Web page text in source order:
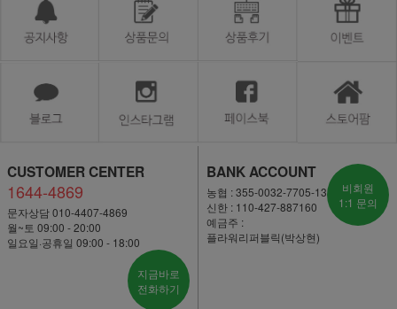
CUSTOMER CENTER
1644-4869
문자상담 010-4407-4869
월~토 09:00 - 20:00
일요일·공휴일 09:00 - 18:00
지금바로
전화하기
BANK ACCOUNT
농협 : 355-0032-7705-13
신한 : 110-427-887160
예금주 :
플라워리퍼블릭(박상현)
비회원
1:1 문의